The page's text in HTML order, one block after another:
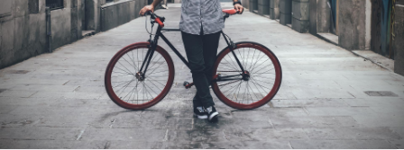
Παντελόνια
Πλεκτά